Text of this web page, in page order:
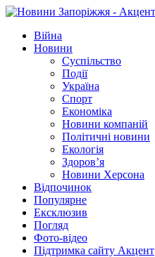
Війна
Новини
Суспільство
Події
Україна
Спорт
Економіка
Новини компаній
Політичні новини
Екологія
Здоров’я
Новини Херсона
Відпочинок
Популярне
Ексклюзив
Погляд
Фото-відео
Підтримка сайту Акцент